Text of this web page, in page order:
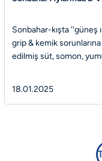
Vitafenix D3K2 ve
PureWay C®
Sonbahar-kışta ''güneş
grip & kemik
edilmiş süt, somon,
18.01.2025